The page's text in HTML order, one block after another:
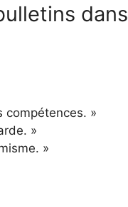
dans
compétences. »
»
»